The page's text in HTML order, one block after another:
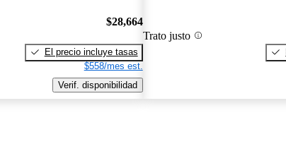
$28,664
El precio incluye tasas
$558/mes est.
Verif. disponibilidad
Trato justo